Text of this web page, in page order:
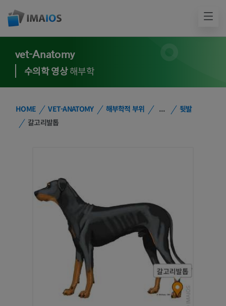
vet-Anatomy
수의학 영상해부학
HOME VET-ANATOMY 해부학적 부위 ...
뒷발
갈고리발톱